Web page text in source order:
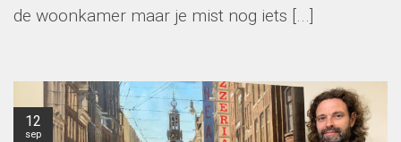
de woonkamer maar je mist nog iets [...]
12
sep